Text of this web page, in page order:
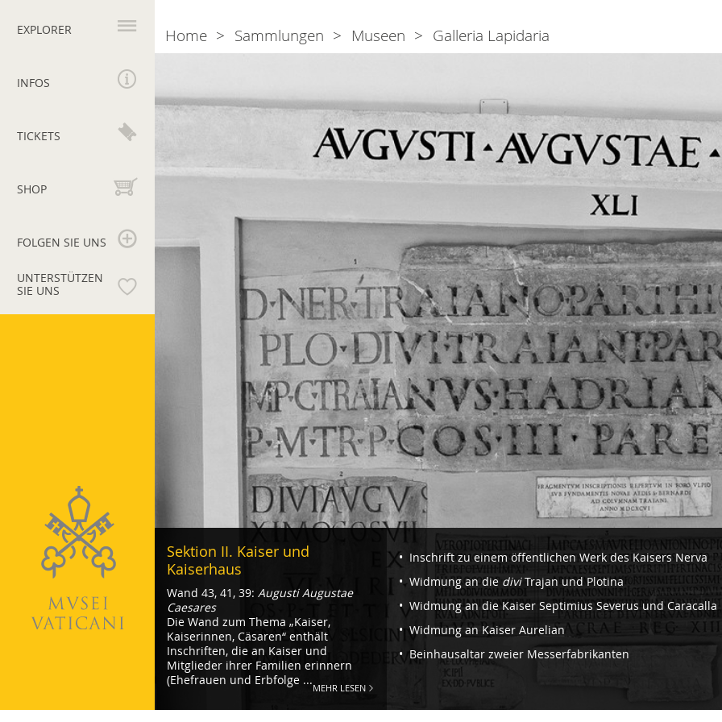
EXPLORER
INFOS
TICKETS
SHOP
FOLGEN SIE UNS
UNTERSTÜTZEN
SIE UNS
Kaiser
Sektion II. Kaiser und
Kaiserhaus
Wand 43, 41, 39: Augusti Augustae
Caesares
Die Wand zum Thema „Kaiser,
Kaiserinnen, Cäsaren“ enthält
Inschriften, die an Kaiser und
Mitglieder ihrer Familien erinnern
(Ehefrauen und Erbfolge ...
MEHR LESEN
Navigazione
-
Sektion
II.
Kaiser
und
Kaiserhaus
Inschrift zu einem öffentlichen Werk des Kaisers Nerva
Widmung an die diviTrajan und Plotina
Widmung an die Kaiser Septimius Severus und Caracalla
Widmung an Kaiser Aurelian
Beinhausaltar zweier Messerfabrikanten
Breadcrumb
Home Sammlungen Museen Galleria Lapidaria